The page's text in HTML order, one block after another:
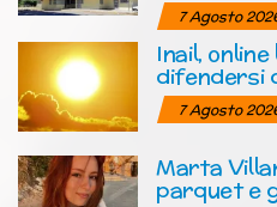
7 Agosto
Inail,
difendersi
7 Agosto
Marta
parquet e